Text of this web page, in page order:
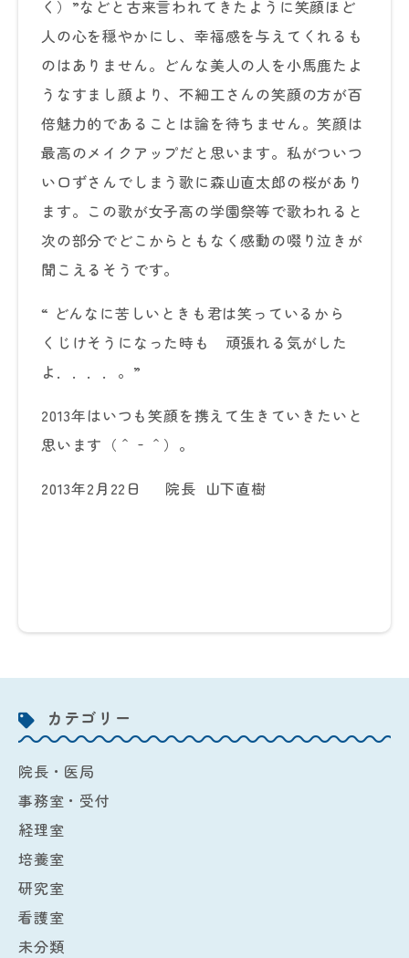
く）”などと古来言われてきたように笑顔ほど
人の心を穏やかにし、幸福感を与えてくれるも
のはありません。どんな美人の人を小馬鹿たよ
うなすまし顔より、不細工さんの笑顔の方が百
倍魅力的であることは論を待ちません。笑顔は
最高のメイクアップだと思います。私がついつ
い口ずさんでしまう歌に森山直太郎の桜があり
ます。この歌が女子高の学園祭等で歌われると
次の部分でどこからともなく感動の啜り泣きが
聞こえるそうです。
“ どんなに苦しいときも君は笑っているから
くじけそうになった時も 頑張れる気がした
よ．．．．。”
2013年はいつも笑顔を携えて生きていきたいと
思います（＾‐＾）。
2013年2月22日 院長 山下直樹
カテゴリー
院長・医局
事務室・受付
経理室
培養室
研究室
看護室
未分類